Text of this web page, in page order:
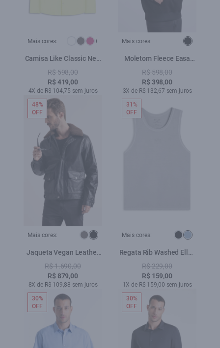
Mais cores: +
Camisa Like Classic New
Italian Citrus
R$ 598,00
R$ 419,00
4X de R$ 104,75 sem juros
Mais cores:
Moletom Fleece Easa
Preto
R$ 598,00
R$ 398,00
3X de R$ 132,67 sem juros
Mais cores:
Jaqueta Vegan Leather
Golf Classic Fur Preto
R$ 1.690,00
R$ 879,00
8X de R$ 109,88 sem juros
48%
OFF
Mais cores:
Regata Rib Washed Ellus
Slim Azul Seco
R$ 229,00
R$ 159,00
1X de R$ 159,00 sem juros
31%
OFF
30%
OFF
30%
OFF